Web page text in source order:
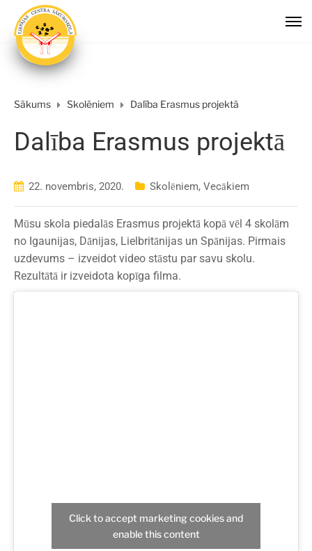
Sākums Skolēniem Dalība Erasmus projektā
Dalība Erasmus projektā
22. novembris, 2020. Skolēniem, Vecākiem
Mūsu skola piedalās Erasmus projektā kopā vēl 4 skolām
no Igaunijas, Dānijas, Lielbritānijas un Spānijas. Pirmais
uzdevums – izveidot video stāstu par savu skolu.
Rezultātā ir izveidota kopīga filma.
Click to accept marketing cookies and
enable this content